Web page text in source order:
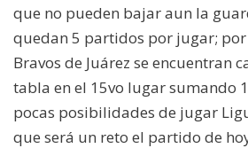
que no pueden bajar aun la
quedan 5 partidos por jugar;
Bravos de Juárez se encuentran
tabla en el 15vo lugar sumando
pocas posibilidades de jugar
que será un reto el partido de